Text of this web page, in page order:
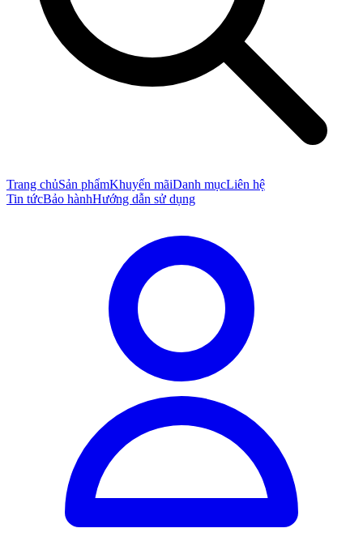
Trang chủSản phẩmKhuyến mãiDanh mụcLiên hệ
Tin tứcBảo hànhHướng dẫn sử dụng